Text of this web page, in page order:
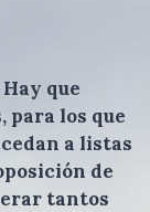
que
para los que
a listas
de
tantos